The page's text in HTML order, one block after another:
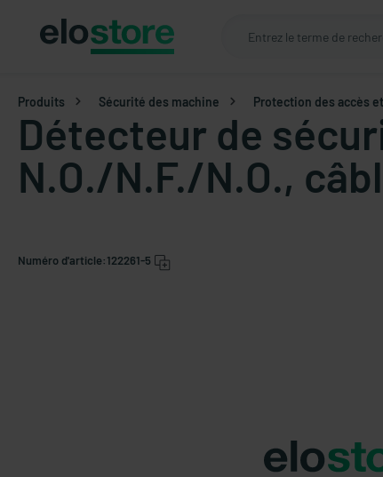
Produits Sécurité des machine Protection des accès
Détecteur de
N.O./N.F./N.O.,
Numéro d'article:122261-5